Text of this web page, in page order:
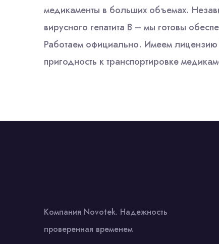
медикаменты в больших объемах.
вирусного гепатита В – мы готовы
Работаем официально. Имеем лицензию
пригодность к транспортировке
Компания Novotek. Надежность
проверенная временем